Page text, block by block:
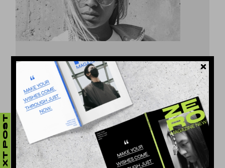
DINA MICHEL
Lorem ipsum dolor sit amet, consectetur
adipiscing elit, sed do eiusmod tempor inci.
NEXT POST